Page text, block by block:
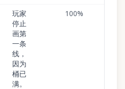
玩家
停止
画第
一条
线，
因为
桶已
满。
100%